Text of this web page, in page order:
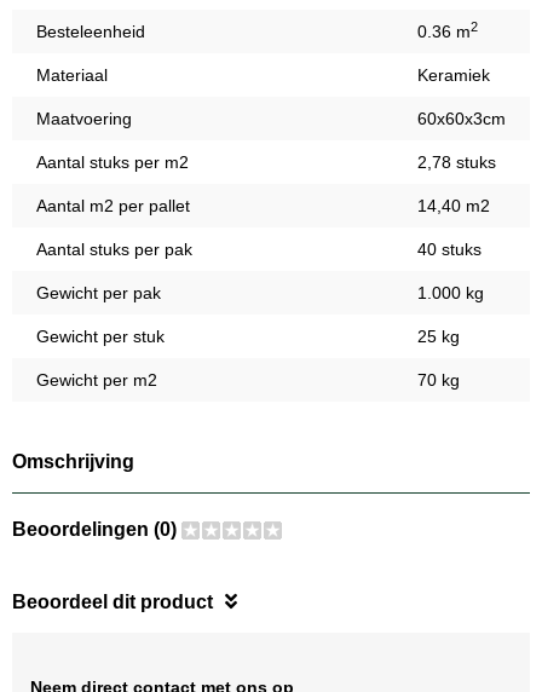
Besteleenheid 0.36 m2
Materiaal Keramiek
Maatvoering 60x60x3cm
Aantal stuks per m2 2,78 stuks
Aantal m2 per pallet 14,40 m2
Aantal stuks per pak 40 stuks
Gewicht per pak 1.000 kg
Gewicht per stuk 25 kg
Gewicht per m2 70 kg
Omschrijving
Beoordelingen (0)
Beoordeel dit product
Neem direct contact met ons op